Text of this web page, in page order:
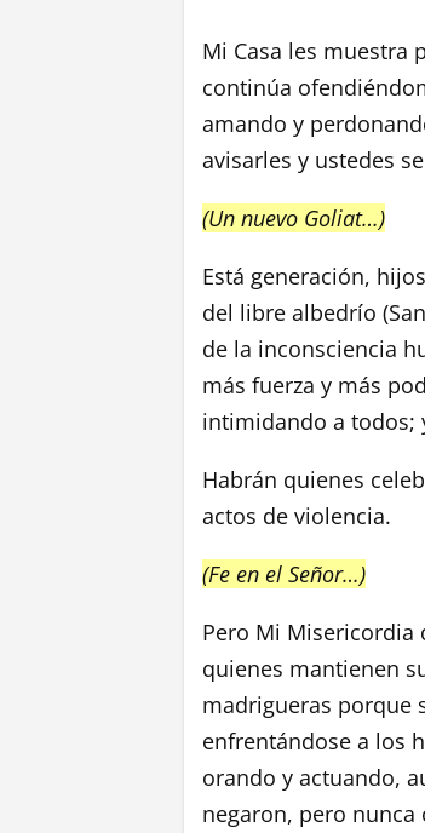
Mi Casa les muestra
continúa
amando y
avisarles y ustedes
(Un nuevo Goliat…)
Está generación,
del libre albedrío
de la inconsciencia
más fuerza y más
intimidando a todos;
Habrán quienes
actos de violencia.
(Fe en el Señor…)
Pero Mi Misericordia
quienes mantienen
madrigueras porque
enfrentándose a los
orando y actuando,
negaron, pero